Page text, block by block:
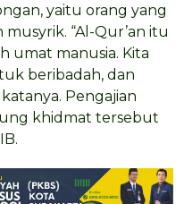
yaitu orang yang
“Al-Qur’an itu
umat manusia. Kita
beribadah, dan
Pengajian
khidmat tersebut